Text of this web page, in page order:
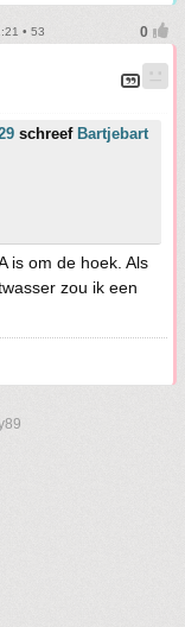
• 53
schreef Bartjebart
is om de hoek. Als
zou ik een